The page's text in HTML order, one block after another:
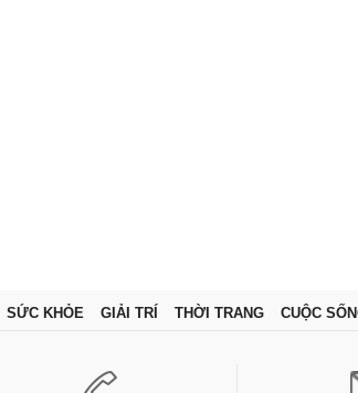
SỨC KHỎE GIẢI TRÍ THỜI TRANG CUỘC